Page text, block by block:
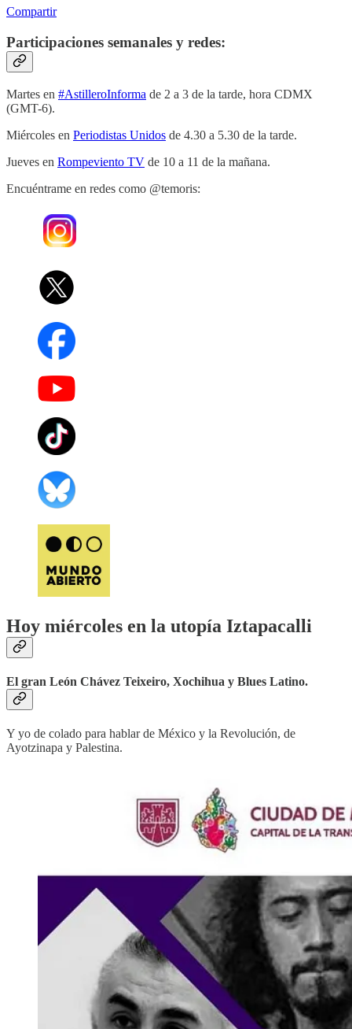
Compartir
Participaciones semanales y redes:
Martes en #AstilleroInforma de 2 a 3 de la tarde, hora CDMX
(GMT-6).
Miércoles en Periodistas Unidos de 4.30 a 5.30 de la tarde.
Jueves en Rompeviento TV de 10 a 11 de la mañana.
Encuéntrame en redes como @temoris:
Hoy miércoles en la utopía Iztapacalli
El gran León Chávez Teixeiro, Xochihua y Blues Latino.
Y yo de colado para hablar de México y la Revolución, de
Ayotzinapa y Palestina.